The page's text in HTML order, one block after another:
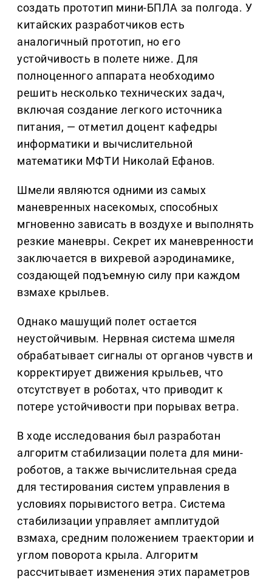
создать прототип мини-БПЛА за полгода. У
китайских разработчиков есть
аналогичный прототип, но его
устойчивость в полете ниже. Для
полноценного аппарата необходимо
решить несколько технических задач,
включая создание легкого источника
питания, — отметил доцент кафедры
информатики и вычислительной
математики МФТИ Николай Ефанов.
Шмели являются одними из самых
маневренных насекомых, способных
мгновенно зависать в воздухе и выполнять
резкие маневры. Секрет их маневренности
заключается в вихревой аэродинамике,
создающей подъемную силу при каждом
взмахе крыльев.
Однако машущий полет остается
неустойчивым. Нервная система шмеля
обрабатывает сигналы от органов чувств и
корректирует движения крыльев, что
отсутствует в роботах, что приводит к
потере устойчивости при порывах ветра.
В ходе исследования был разработан
алгоритм стабилизации полета для мини-
роботов, а также вычислительная среда
для тестирования систем управления в
условиях порывистого ветра. Система
стабилизации управляет амплитудой
взмаха, средним положением траектории и
углом поворота крыла. Алгоритм
рассчитывает изменения этих параметров